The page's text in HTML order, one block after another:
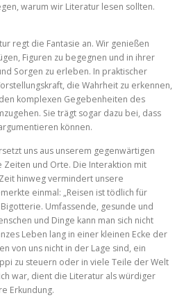
warum wir Literatur lesen sollten.
regt die Fantasie an. Wir genießen
Figuren zu begegnen und in ihrer
Sorgen zu erleben. In praktischer
die Wahrheit zu erkennen,
komplexen Gegebenheiten des
Sie trägt sogar dazu bei, dass
können.
uns aus unserem gegenwärtigen
Zeiten und Orte. Die Interaktion mit
hinweg vermindert unsere
einmal: „Reisen ist tödlich für
Umfassende, gesunde und
und Dinge kann man sich nicht
Leben lang in einer kleinen Ecke der
von uns nicht in der Lage sind, ein
zu steuern oder in viele Teile der Welt
war, dient die Literatur als würdiger
Erkundung.